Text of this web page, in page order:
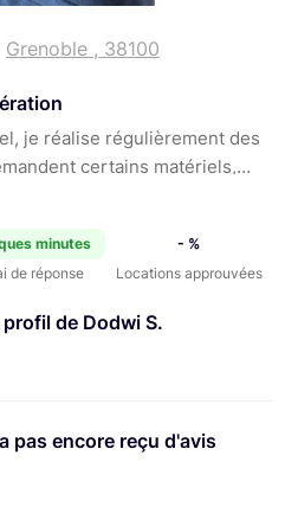
Grenoble , 38100
je réalise régulièrement des
certains matériels,
par louer à des
photo. Je les loue a
pour aider ceux qui se lancent
spécifiques
à mon tour pour financer
minutes
de réponse
- %
Locations approuvées
de Dodwi S.
pas encore reçu d'avis